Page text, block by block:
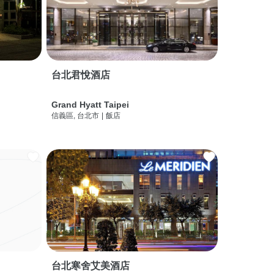
台北君悅酒店
Grand Hyatt Taipei
信義區, 台北市 飯店
台北寒舍艾美酒店